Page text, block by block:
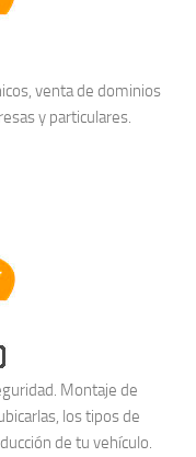
venta de dominios
y particulares.
Montaje de
los tipos de
de tu vehículo.